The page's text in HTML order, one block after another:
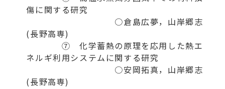
傷に関する研究
○倉島広夢，山岸郷志
(長野高専)
⑦ 化学蓄熱の原理を応用した熱エ
ネルギ利用システムに関する研究
○安岡拓真，山岸郷志
(長野高専)